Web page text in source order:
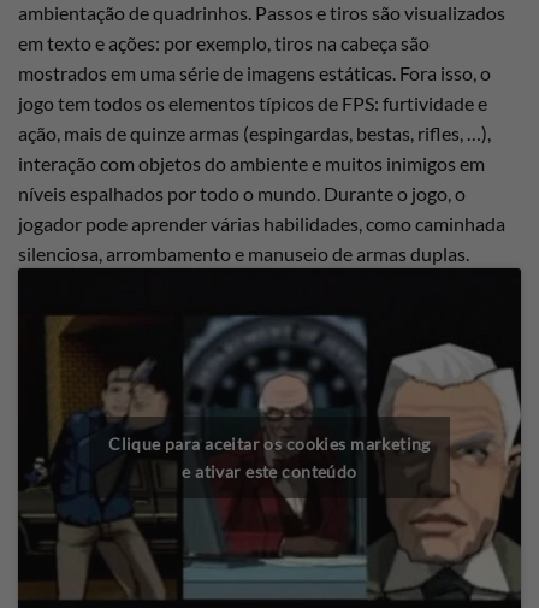
ambientação de quadrinhos. Passos e tiros são visualizados
em texto e ações: por exemplo, tiros na cabeça são
mostrados em uma série de imagens estáticas. Fora isso, o
jogo tem todos os elementos típicos de FPS: furtividade e
ação, mais de quinze armas (espingardas, bestas, rifles, …),
interação com objetos do ambiente e muitos inimigos em
níveis espalhados por todo o mundo. Durante o jogo, o
jogador pode aprender várias habilidades, como caminhada
silenciosa, arrombamento e manuseio de armas duplas.
Clique para aceitar os cookies marketing
e ativar este conteúdo